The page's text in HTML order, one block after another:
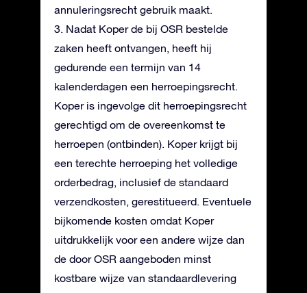
annuleringsrecht gebruik maakt.
3. Nadat Koper de bij OSR bestelde
zaken heeft ontvangen, heeft hij
gedurende een termijn van 14
kalenderdagen een herroepingsrecht.
Koper is ingevolge dit herroepingsrecht
gerechtigd om de overeenkomst te
herroepen (ontbinden). Koper krijgt bij
een terechte herroeping het volledige
orderbedrag, inclusief de standaard
verzendkosten, gerestitueerd. Eventuele
bijkomende kosten omdat Koper
uitdrukkelijk voor een andere wijze dan
de door OSR aangeboden minst
kostbare wijze van standaardlevering